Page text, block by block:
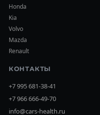
Honda
Kia
Volvo
Mazda
Renault
КОНТАКТЫ
+7 995 681-38-41
+7 966 666-49-70
info@cars-health.ru